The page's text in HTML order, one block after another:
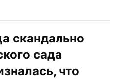
скандально
сада
что